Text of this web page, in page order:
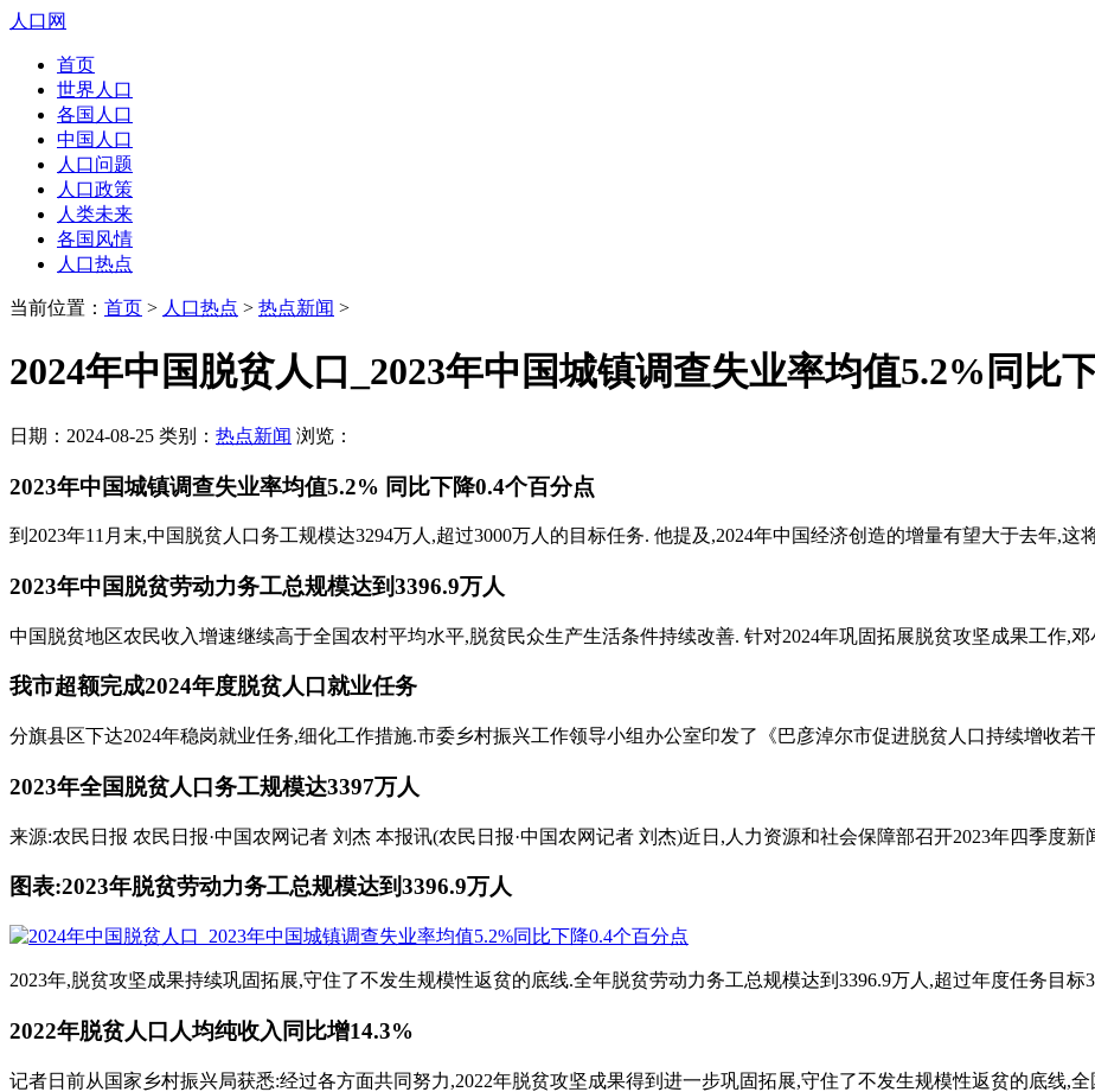
人口网
首页
世界人口
各国人口
中国人口
人口问题
人口政策
人类未来
各国风情
人口热点
当前位置： 首页 > 人口热点 > 热点新闻 >
2024年中国脱贫人口_2023年中国城镇调查失业率均值5.2%同比
日期：2024-08-25 类别： 热点新闻 浏览：
2023年中国城镇调查失业率均值5.2% 同比下降0.4个百分点
到2023年11月末,中国脱贫人口务工规模达3294万人,超过3000万人的目标任务. 他提及,2024年中国经济创造的增量有望大于去年,这
2023年中国脱贫劳动力务工总规模达到3396.9万人
中国脱贫地区农民收入增速继续高于全国农村平均水平,脱贫民众生产生活条件持续改善. 针对2024年巩固拓展脱贫攻坚成果工作,
我市超额完成2024年度脱贫人口就业任务
分旗县区下达2024年稳岗就业任务,细化工作措施.市委乡村振兴工作领导小组办公室印发了《巴彦淖尔市促进脱贫人口持续增收若
2023年全国脱贫人口务工规模达3397万人
来源:农民日报 农民日报·中国农网记者 刘杰 本报讯(农民日报·中国农网记者 刘杰)近日,人力资源和社会保障部召开2023年四季度新
图表:2023年脱贫劳动力务工总规模达到3396.9万人
2023年,脱贫攻坚成果持续巩固拓展,守住了不发生规模性返贫的底线.全年脱贫劳动力务工总规模达到3396.9万人,超过年度任务目标
2022年脱贫人口人均纯收入同比增14.3%
记者日前从国家乡村振兴局获悉:经过各方面共同努力,2022年脱贫攻坚成果得到进一步巩固拓展,守住了不发生规模性返贫的底线,